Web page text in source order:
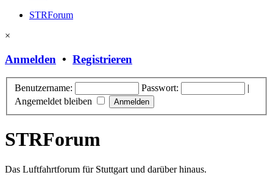
STRForum
×
Anmelden • Registrieren
Benutzername: Passwort:
|
Angemeldet bleiben
STRForum
Das Luftfahrtforum für Stuttgart und darüber hinaus.